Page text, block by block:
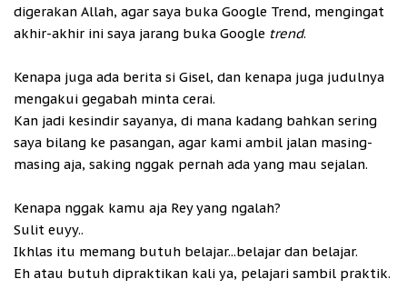
digerakan Allah, agar saya buka Google Trend, mengingat
akhir-akhir ini saya jarang buka Google trend.
Kenapa juga ada berita si Gisel, dan kenapa juga judulnya
mengakui gegabah minta cerai.
Kan jadi kesindir sayanya, di mana kadang bahkan sering
saya bilang ke pasangan, agar kami ambil jalan masing-
masing aja, saking nggak pernah ada yang mau sejalan.
Kenapa nggak kamu aja Rey yang ngalah?
Sulit euyy..
Ikhlas itu memang butuh belajar...belajar dan belajar.
Eh atau butuh dipraktikan kali ya, pelajari sambil praktik.